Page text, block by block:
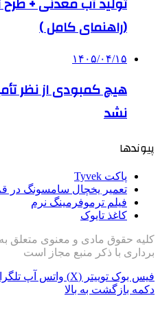
(راهنمای کامل )
۱۴۰۵/۰۴/۱۵
هیچ کمبودی از نظر
نشد
پیوندها
پاکت Tyvek
تعمیر یخچال سامسونگ در
فیلم ترموفرمینگ نرم
کاغذ تایوک
برداری با ذکر منبع مجاز است
فیس بوک توییتر (X) واتس آپ
دکمه بازگشت به بالا